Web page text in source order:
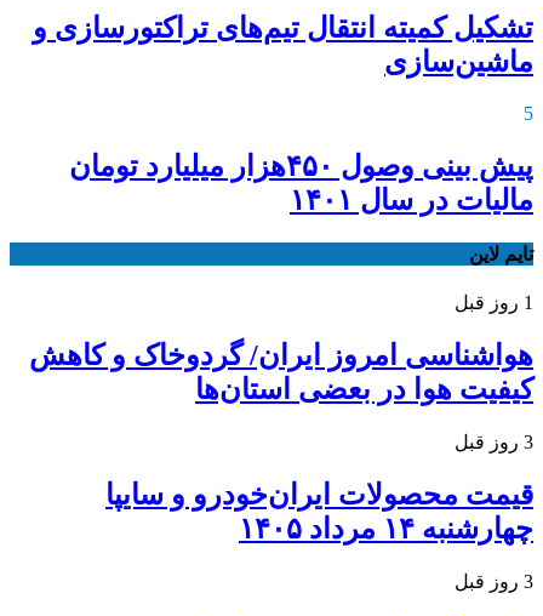
تشکیل کمیته انتقال تیم‌های تراکتورسازی و
ماشین‌سازی
5
پیش بینی وصول ۴۵۰هزار میلیارد تومان
مالیات در سال ۱۴۰۱
تایم لاین
1 روز قبل
هواشناسی امروز ایران/ گردوخاک و کاهش
کیفیت هوا در بعضی استان‌ها
3 روز قبل
قیمت محصولات ایران‌خودرو و سایپا
چهارشنبه ۱۴ مرداد ۱۴۰۵
3 روز قبل